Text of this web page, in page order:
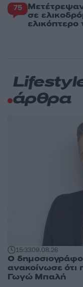
75
σε
άρθρα
15:3309.08.26
Ο
ανακοίνωσε ότι
Γωγώ Μπαλή